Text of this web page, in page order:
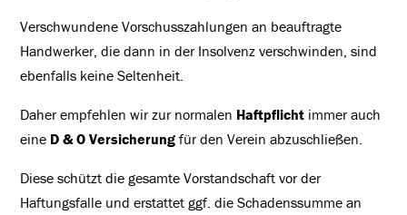
Verschwundene Vorschusszahlungen an beauftragte
Handwerker, die dann in der Insolvenz verschwinden, sind
ebenfalls keine Seltenheit.
Daher empfehlen wir zur normalen Haftpflicht immer auch
eine D & O Versicherung für den Verein abzuschließen.
Diese schützt die gesamte Vorstandschaft vor der
Haftungsfalle und erstattet ggf. die Schadenssumme an